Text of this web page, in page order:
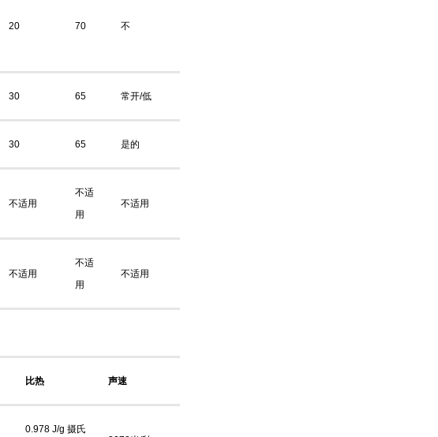
20 70 不
30 65 常开/低
30 65 是的
不适用
不适
用
不适用
不适用
不适
用
不适用
比热 声速
0.978 J/g 摄氏